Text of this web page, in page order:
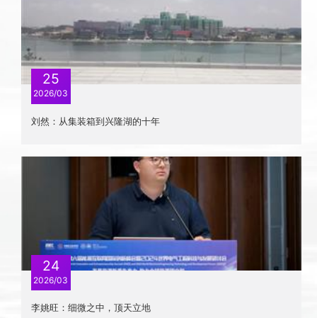
25
2026/03
刘然：从集装箱到兴隆湖的十年
24
2026/03
李姚旺：细微之中，顶天立地